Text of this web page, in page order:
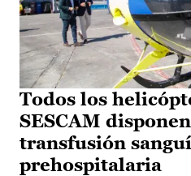
Todos los
SESCAM
transfusión
prehospitalaria